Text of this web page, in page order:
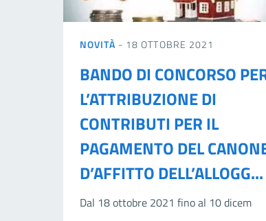
NOVITÀ - 18 OTTOBRE 2021
BANDO DI CONCORSO
L’ATTRIBUZIONE DI
CONTRIBUTI PER IL
PAGAMENTO DEL
D’AFFITTO DELL’ALLOGG...
Dal 18 ottobre 2021 fino al 10 dicem